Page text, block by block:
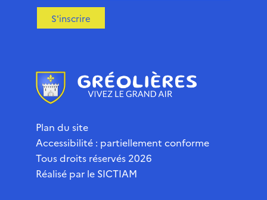
S'inscrire
Plan du site
Accessibilité : partiellement conforme
Tous droits réservés 2026
Réalisé par le SICTIAM